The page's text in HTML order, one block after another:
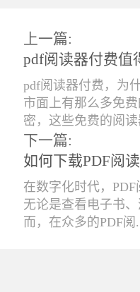
上一篇:
pdf阅读器付费值
pdf阅读器付费，为
市面上有那么多免
密，这些免费的阅读
下一篇:
如何下载PDF阅
在数字化时代，
无论是查看电子书
而，在众多的PDF阅